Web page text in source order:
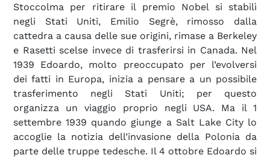
Stoccolma per ritirare il premio Nobel si stabilì
negli Stati Uniti, Emilio Segrè, rimosso dalla
cattedra a causa delle sue origini, rimase a Berkeley
e Rasetti scelse invece di trasferirsi in Canada. Nel
1939 Edoardo, molto preoccupato per l’evolversi
dei fatti in Europa, inizia a pensare a un possibile
trasferimento negli Stati Uniti; per questo
organizza un viaggio proprio negli USA. Ma il 1
settembre 1939 quando giunge a Salt Lake City lo
accoglie la notizia dell’invasione della Polonia da
parte delle truppe tedesche. Il 4 ottobre Edoardo si